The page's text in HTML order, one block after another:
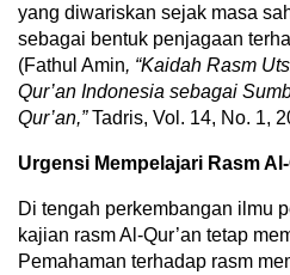
yang diwariskan sejak masa
sebagai bentuk penjagaan
(Fathul Amin, “Kaidah Rasm
Qur’an Indonesia sebagai
Qur’an,”Tadris, Vol. 14, No. 1,
Urgensi Mempelajari Rasm Al-
Di tengah perkembangan ilmu
kajian rasm Al-Qur’an tetap
Pemahaman terhadap rasm